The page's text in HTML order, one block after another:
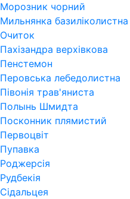
Морозник чорний
Мильнянка базиліколистна
Очиток
Пахізандра верхівкова
Пенстемон
Перовська лебедолистна
Півонія трав'яниста
Полынь Шмидта
Посконник плямистий
Первоцвіт
Пупавка
Роджерсія
Рудбекія
Сідальцея